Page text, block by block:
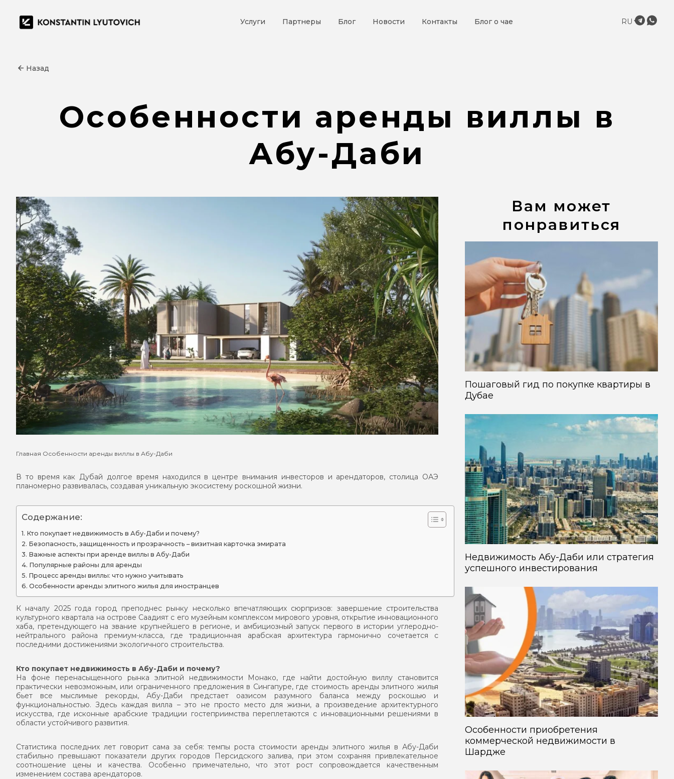
Услуги Партнеры Блог Новости Контакты Блог о чае RU
Назад
Особенности аренды виллы в
Абу-Даби
Главная Особенности аренды виллы в Абу-Даби
В то время как Дубай долгое время находился в центре внимания инвесторов и арендаторов, столица ОАЭ
планомерно развивалась, создавая уникальную экосистему роскошной жизни.
Содержание:
Кто покупает недвижимость в Абу-Даби и почему?
Безопасность, защищенность и прозрачность – визитная карточка эмирата
Важные аспекты при аренде виллы в Абу-Даби
Популярные районы для аренды
Процесс аренды виллы: что нужно учитывать
Особенности аренды элитного жилья для иностранцев
К началу 2025 года город преподнес рынку несколько впечатляющих сюрпризов: завершение строительства
культурного квартала на острове Саадият с его музейным комплексом мирового уровня, открытие инновационного
хаба, претендующего на звание крупнейшего в регионе, и амбициозный запуск первого в истории углеродно-
нейтрального района премиум-класса, где традиционная арабская архитектура гармонично сочетается с
последними достижениями экологичного строительства.
Кто покупает недвижимость в Абу-Даби и почему?
На фоне перенасыщенного рынка элитной недвижимости Монако, где найти достойную виллу становится
практически невозможным, или ограниченного предложения в Сингапуре, где стоимость аренды элитного жилья
бьет все мыслимые рекорды, Абу-Даби предстает оазисом разумного баланса между роскошью и
функциональностью. Здесь каждая вилла – это не просто место для жизни, а произведение архитектурного
искусства, где исконные арабские традиции гостеприимства переплетаются с инновационными решениями в
области устойчивого развития.
Статистика последних лет говорит сама за себя: темпы роста стоимости аренды элитного жилья в Абу-Даби
стабильно превышают показатели других городов Персидского залива, при этом сохраняя привлекательное
соотношение цены и качества. Особенно примечательно, что этот рост сопровождается качественным
изменением состава арендаторов.
Вам может
понравиться
Пошаговый гид по покупке квартиры в
Дубае
Недвижимость Абу-Даби или стратегия
успешного инвестирования
Особенности приобретения
коммерческой недвижимости в
Шардже